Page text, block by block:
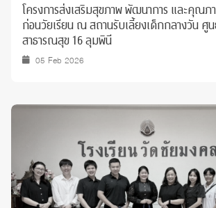
โครงการส่งเสริมสุขภาพ พัฒนาการ และคุณภ
ก่อนวัยเรียน ณ สถานรับเลี้ยงเด็กกลางวัน ศู
สาธารณสุข 16 ลุมพินี
05 Feb 2026